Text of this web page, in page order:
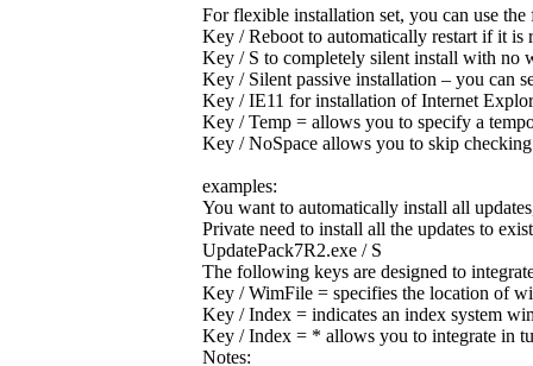
For flexible installation set, you can use
Key / Reboot to automatically restart if it is
Key / S to completely silent install with no
Key / Silent passive installation – you can
Key / IE11 for installation of Internet
Key / Temp = allows you to specify a
Key / NoSpace allows you to skip
examples:
You want to automatically install all
Private need to install all the updates to
UpdatePack7R2.exe / S
The following keys are designed to
Key / WimFile = specifies the location of
Key / Index = indicates an index system
Key / Index = * allows you to integrate in
Notes: